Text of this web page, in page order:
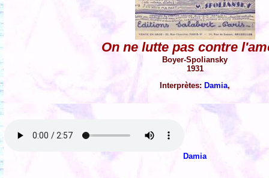
On ne lutte pas contre
Boyer-Spoliansky
1931
Interprètes: Damia,
Damia